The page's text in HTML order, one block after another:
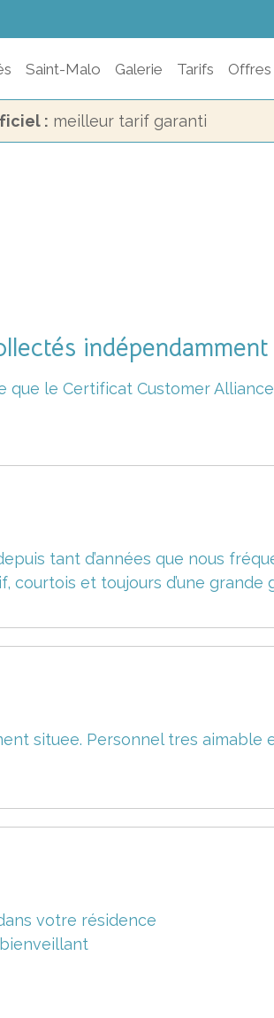
Saint-Malo Galerie Tarifs
: meilleur tarif garanti
que le Certificat Customer
tant d’années que nous
courtois et toujours d’une grande
situee. Personnel tres aimable
votre résidence